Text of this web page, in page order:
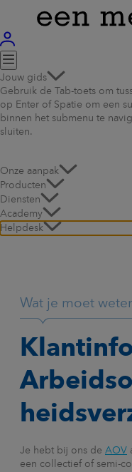
Jouw gids
Gebruik de Tab-toets om
op Enter of Spatie om een
binnen het submenu te
sluiten.
Onze aanpak
Producten
Diensten
Academy
Helpdesk
Wat je moet
Je hebt bij ons de AOV
een collectief of semi-